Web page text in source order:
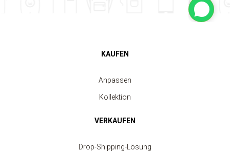
KAUFEN
Anpassen
Kollektion
VERKAUFEN
Drop-Shipping-Lösung